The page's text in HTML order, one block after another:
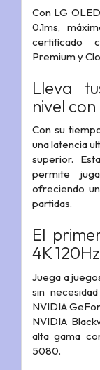
Con LG
0.1ms,
certificado
Premium y
Lleva
nivel
Con su
una latencia
superior.
permite
ofreciendo
partidas.
El
4K
Juega a
sin
NVIDIA
NVIDIA
alta gama
5080.